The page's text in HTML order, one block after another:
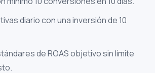
diario con una inversión de 10
de ROAS objetivo sin límite